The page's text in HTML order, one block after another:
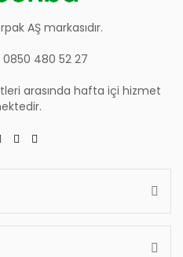
AŞ markasıdır.
0850 480 52 27
arasında hafta içi hizmet